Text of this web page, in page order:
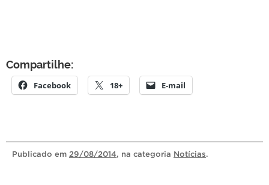
Compartilhe:
Facebook 18+ E-mail
Publicado em 29/08/2014, na categoria Notícias.